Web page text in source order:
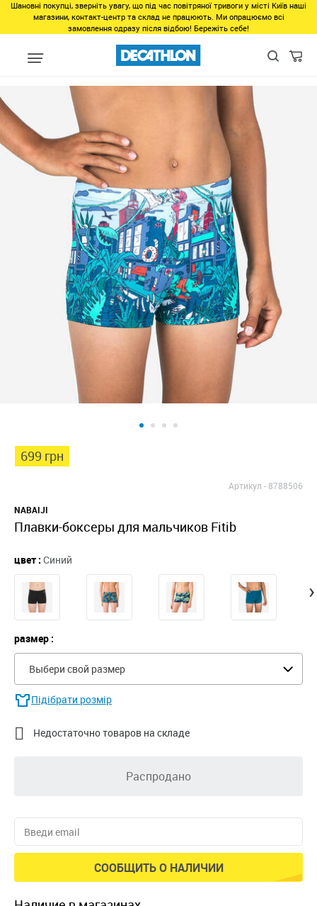
Шановні покупці, зверніть увагу, що під час повітряної тривоги у місті Київ наші
магазини, контакт-центр та склад не працюють. Ми опрацюємо всі
замовлення одразу після відбою! Бережіть себе!
Виды спорта Водные виды спорта Плавание в бассейне
699 грн
Артикул -8788506
NABAIJI
Плавки-боксеры для мальчиков Fitib
цвет : Синий
›
размер :
Выбери свой размер
Підібрати розмір
 Недостаточно товаров на складе
Распродано
СООБЩИТЬ О НАЛИЧИИ